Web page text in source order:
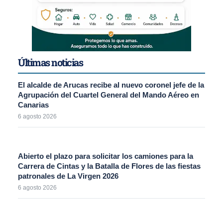
Últimas noticias
El alcalde de Arucas recibe al nuevo coronel jefe de la
Agrupación del Cuartel General del Mando Aéreo en
Canarias
6 agosto 2026
Abierto el plazo para solicitar los camiones para la
Carrera de Cintas y la Batalla de Flores de las fiestas
patronales de La Virgen 2026
6 agosto 2026